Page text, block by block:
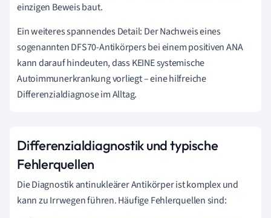
einzigen Beweis baut.
Ein weiteres spannendes Detail: Der Nachweis eines
sogenannten DFS70-Antikörpers bei einem positiven ANA
kann darauf hindeuten, dass KEINE systemische
Autoimmunerkrankung vorliegt – eine hilfreiche
Differenzialdiagnose im Alltag.
Differenzialdiagnostik und typische
Fehlerquellen
Die Diagnostik antinukleärer Antikörper ist komplex und
kann zu Irrwegen führen. Häufige Fehlerquellen sind: